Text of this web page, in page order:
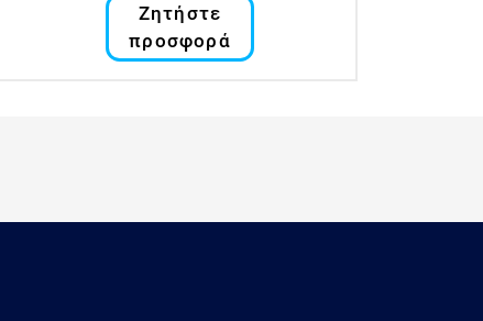
Ζητήστε
προσφορά